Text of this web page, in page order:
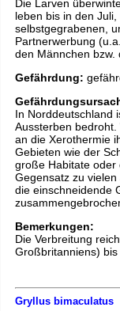
Die Larven
leben bis in den
selbstgegrabenen,
Partnerwerbung
den Männchen bzw.
Gefährdung:
In Norddeutschland
Aussterben
an die Xerothermie
Gebieten wie der
große Habitate oder
Gegensatz zu
die einschneidende
Bemerkungen:
Die Verbreitung
Großbritanniens) bis
Gryllus bimaculatus